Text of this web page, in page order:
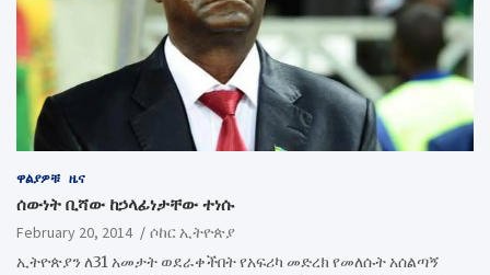
ዋልያዎቹ ዜና
ሰውነት ቢሻው ከኃላፊነታቸው ተነሱ
February 20, 2014
ሶከር ኢትዮጵያ
ኢትዮጵያን ለ31 አመታት ወደራቀችበት የአፍሪካ መድረክ የመለሱት አሰልጣኝ